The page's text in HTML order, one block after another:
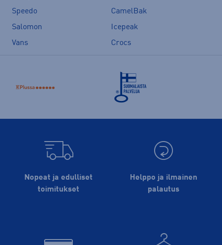
Speedo
CamelBak
Salomon
Icepeak
Vans
Crocs
Nopeat ja edulliset
toimitukset
Helppo ja ilmainen
palautus